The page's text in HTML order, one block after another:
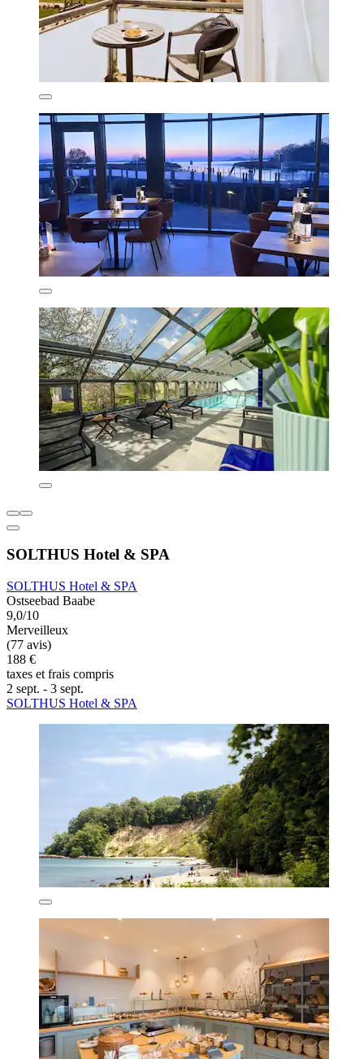
SOLTHUS Hotel & SPA
SOLTHUS Hotel & SPA
Ostseebad Baabe
9,0/10
Merveilleux
(77 avis)
188 €
taxes et frais compris
2 sept. - 3 sept.
SOLTHUS Hotel & SPA